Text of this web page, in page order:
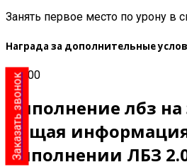
Занять первое место по урону в
Награда за дополнительные
75 000
Выполнение лбз на
Общая
выполнении ЛБЗ
Заказать звонок